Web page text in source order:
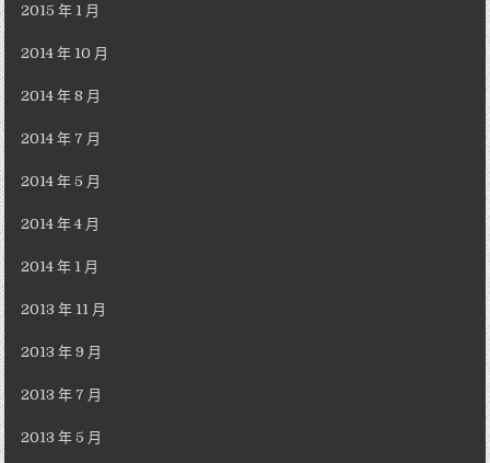
2015 年 1 月
2014 年 10 月
2014 年 8 月
2014 年 7 月
2014 年 5 月
2014 年 4 月
2014 年 1 月
2013 年 11 月
2013 年 9 月
2013 年 7 月
2013 年 5 月